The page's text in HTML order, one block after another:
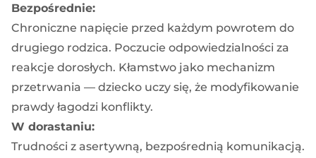
Bezpośrednie:
Chroniczne napięcie przed każdym powrotem do
drugiego rodzica. Poczucie odpowiedzialności za
reakcje dorosłych. Kłamstwo jako mechanizm
przetrwania — dziecko uczy się, że modyfikowanie
prawdy łagodzi konflikty.
W dorastaniu:
Trudności z asertywną, bezpośrednią komunikacją.